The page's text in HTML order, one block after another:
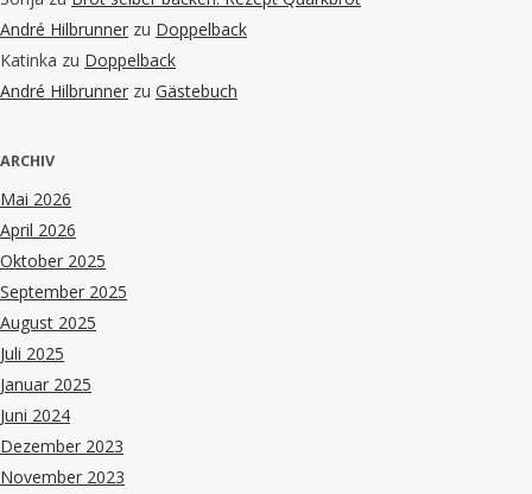
André Hilbrunner zu Doppelback
Katinka zu Doppelback
André Hilbrunner zu Gästebuch
ARCHIV
Mai 2026
April 2026
Oktober 2025
September 2025
August 2025
Juli 2025
Januar 2025
Juni 2024
Dezember 2023
November 2023